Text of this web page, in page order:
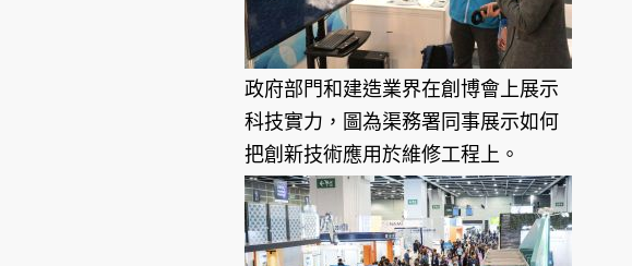
政府部門和建造業界在創博會上展示
科技實力，圖為渠務署同事展示如何
把創新技術應用於維修工程上。